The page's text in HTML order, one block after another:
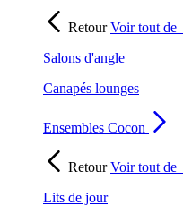
RetourVoir tout de
Salons d'angle
Canapés lounges
Ensembles Cocon
RetourVoir tout de
Lits de jour